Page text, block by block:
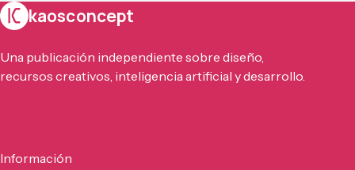
kaosconcept
Una publicación independiente sobre diseño,
recursos creativos, inteligencia artificial y desarrollo.
Información